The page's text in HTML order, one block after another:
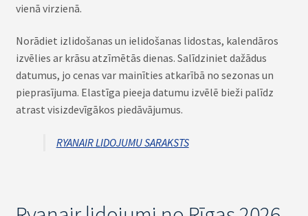
vienā virzienā.
Norādiet izlidošanas un ielidošanas lidostas, kalendāros
izvēlies ar krāsu atzīmētās dienas. Salīdziniet dažādus
datumus, jo cenas var mainīties atkarībā no sezonas un
pieprasījuma. Elastīga pieeja datumu izvēlē bieži palīdz
atrast visizdevīgākos piedāvājumus.
RYANAIR LIDOJUMU SARAKSTS